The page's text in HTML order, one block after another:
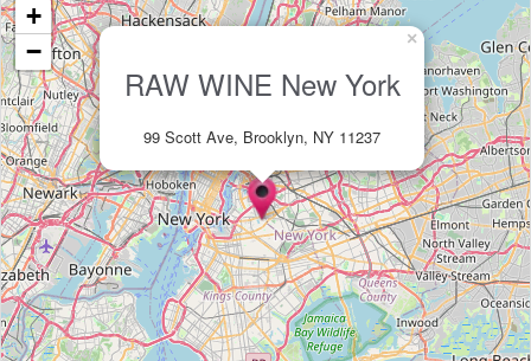
RAW WINE New York
99 Scott Ave, Brooklyn, NY 11237
×
+
−